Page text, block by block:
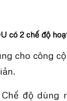
có 2 chế độ
cho công
Chế độ dùng